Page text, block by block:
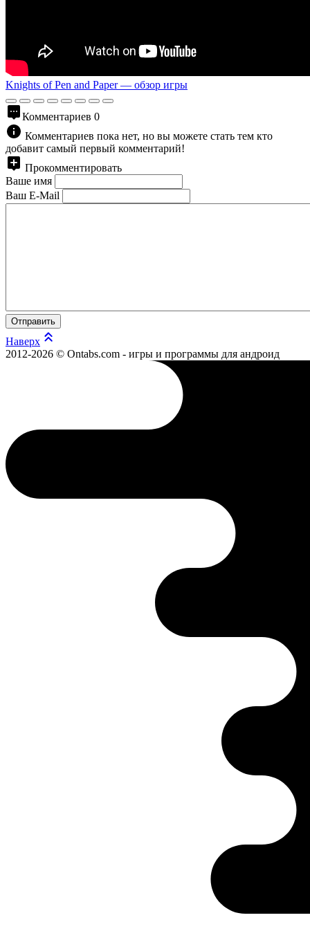
Knights of Pen and Paper — обзор игры
Комментариев 0
Комментариев пока нет, но вы можете стать тем кто
добавит самый первый комментарий!
Прокомментировать
Ваше имя
Ваш E-Mail
Отправить
Наверх
2012-2026 © Ontabs.com - игры и программы для андроид